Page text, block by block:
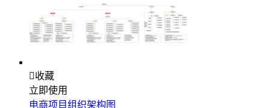
收藏
立即使用
电商项目组织架构图